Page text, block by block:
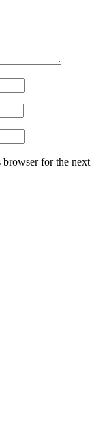
browser for the next